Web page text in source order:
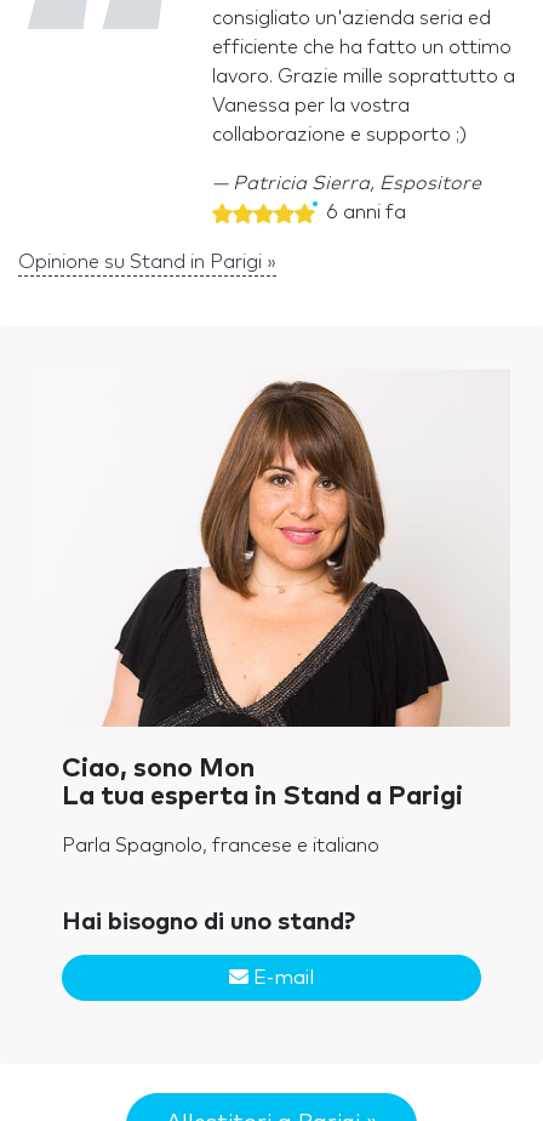
consigliato un'azienda seria ed
efficiente che ha fatto un ottimo
lavoro. Grazie mille soprattutto a
Vanessa per la vostra
collaborazione e supporto ;)
Patricia Sierra, Espositore
6 anni fa
Opinione su Stand in Parigi »
Ciao, sono Mon
La tua esperta in Stand a Parigi
Parla Spagnolo, francese e italiano
Hai bisogno di uno stand?
E-mail